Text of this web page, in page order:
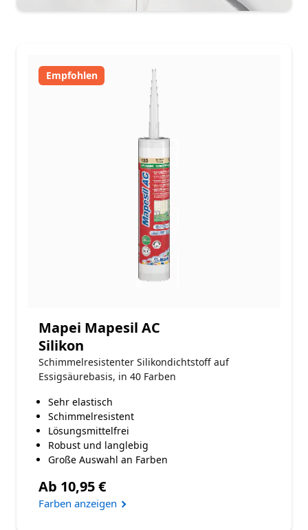
Empfohlen
Mapei Mapesil AC
Silikon
Schimmelresistenter Silikondichtstoff auf
Essigsäurebasis, in 40 Farben
Sehr elastisch
Schimmelresistent
Lösungsmittelfrei
Robust und langlebig
Große Auswahl an Farben
Ab 10,95 €
Farben anzeigen